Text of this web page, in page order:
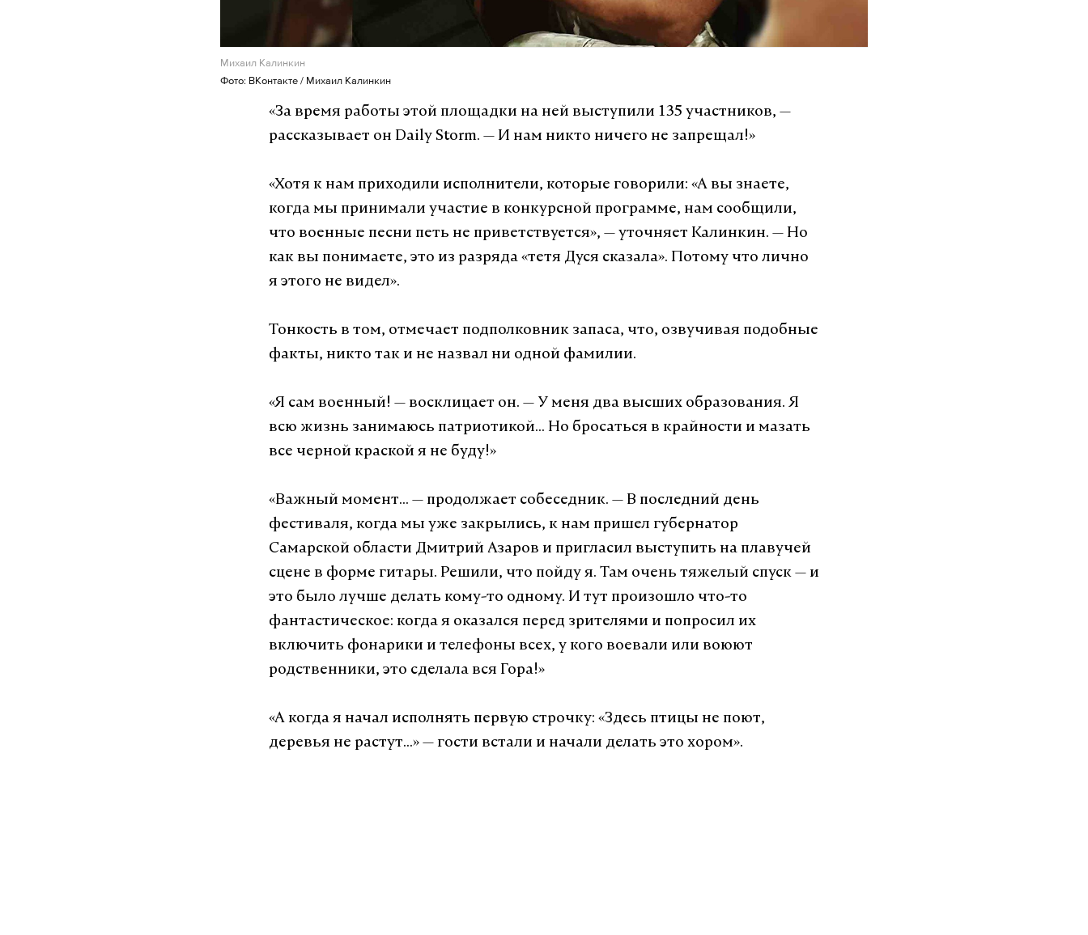
Михаил Калинкин
Фото: ВКонтакте / Михаил Калинкин
«За время работы этой площадки на ней выступили 135 участников, —
рассказывает он Daily Storm. — И нам никто ничего не запрещал!»
«Хотя к нам приходили исполнители, которые говорили: «А вы знаете,
когда мы принимали участие в конкурсной программе, нам сообщили,
что военные песни петь не приветствуется», — уточняет Калинкин. — Но
как вы понимаете, это из разряда «тетя Дуся сказала». Потому что лично
я этого не видел».
Тонкость в том, отмечает подполковник запаса, что, озвучивая подобные
факты, никто так и не назвал ни одной фамилии.
«Я сам военный! — восклицает он. — У меня два высших образования. Я
всю жизнь занимаюсь патриотикой... Но бросаться в крайности и мазать
все черной краской я не буду!»
«Важный момент… — продолжает собеседник. — В последний день
фестиваля, когда мы уже закрылись, к нам пришел губернатор
Самарской области Дмитрий Азаров и пригласил выступить на плавучей
сцене в форме гитары. Решили, что пойду я. Там очень тяжелый спуск — и
это было лучше делать кому-то одному. И тут произошло что-то
фантастическое: когда я оказался перед зрителями и попросил их
включить фонарики и телефоны всех, у кого воевали или воюют
родственники, это сделала вся Гора!»
«А когда я начал исполнять первую строчку: «Здесь птицы не поют,
деревья не растут...» — гости встали и начали делать это хором».